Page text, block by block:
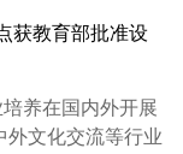
获教育部批准设
养在国内外开展
外文化交流等行业